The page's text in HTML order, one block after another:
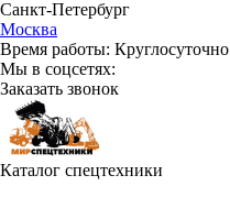
Санкт-Петербург
Москва
Время работы: Круглосуточно
Мы в соцсетях:
Заказать звонок
Каталог спецтехники